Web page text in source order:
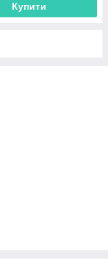
Купити